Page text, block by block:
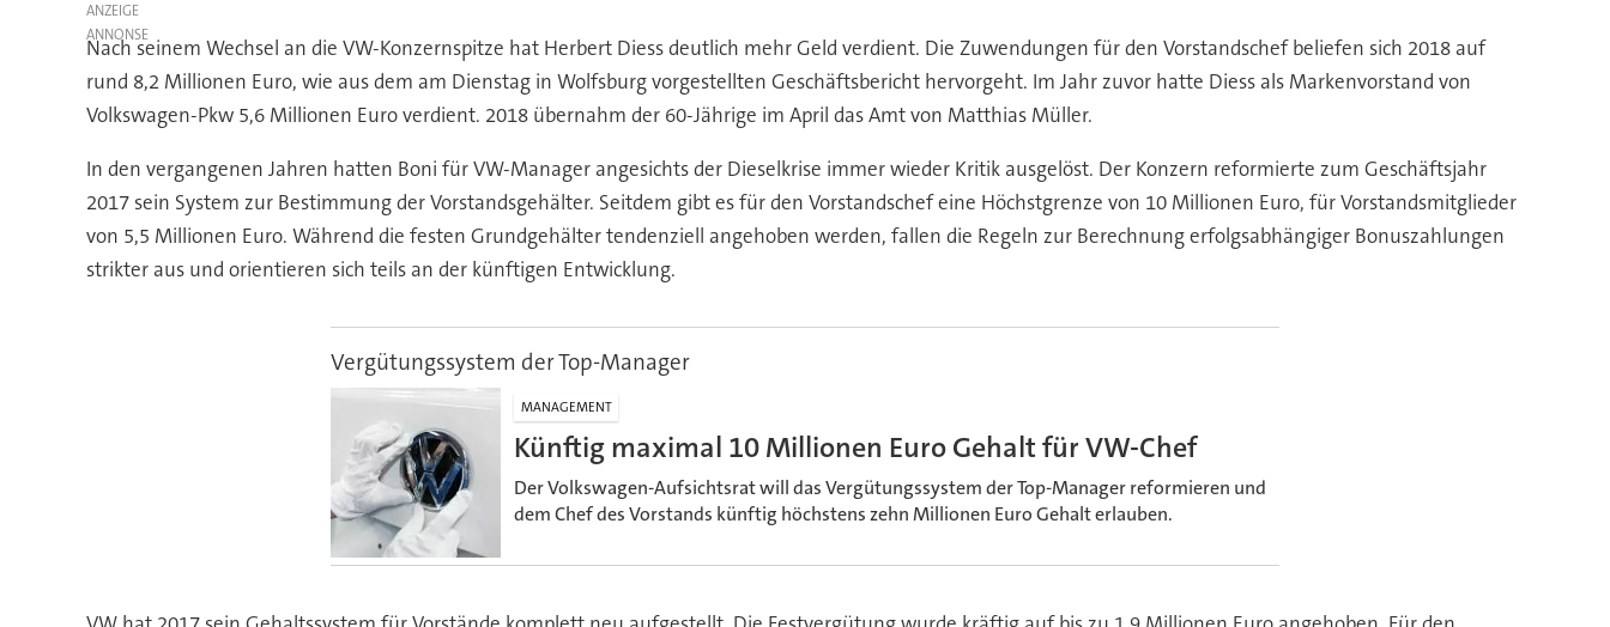
ANZEIGE
Nach seinem Wechsel an die VW-Konzernspitze hat Herbert Diess deutlich mehr Geld verdient. Die Zuwendungen für den Vorstandschef beliefen sich 2018 auf
rund 8,2 Millionen Euro, wie aus dem am Dienstag in Wolfsburg vorgestellten Geschäftsbericht hervorgeht. Im Jahr zuvor hatte Diess als Markenvorstand von
Volkswagen-Pkw 5,6 Millionen Euro verdient. 2018 übernahm der 60-Jährige im April das Amt von Matthias Müller.
In den vergangenen Jahren hatten Boni für VW-Manager angesichts der Dieselkrise immer wieder Kritik ausgelöst. Der Konzern reformierte zum Geschäftsjahr
2017 sein System zur Bestimmung der Vorstandsgehälter. Seitdem gibt es für den Vorstandschef eine Höchstgrenze von 10 Millionen Euro, für Vorstandsmitglieder
von 5,5 Millionen Euro. Während die festen Grundgehälter tendenziell angehoben werden, fallen die Regeln zur Berechnung erfolgsabhängiger Bonuszahlungen
strikter aus und orientieren sich teils an der künftigen Entwicklung.
Vergütungssystem der Top-Manager
MANAGEMENT
Künftig maximal 10 Millionen Euro Gehalt für VW-Chef
Der Volkswagen-Aufsichtsrat will das Vergütungssystem der Top-Manager reformieren und
dem Chef des Vorstands künftig höchstens zehn Millionen Euro Gehalt erlauben.